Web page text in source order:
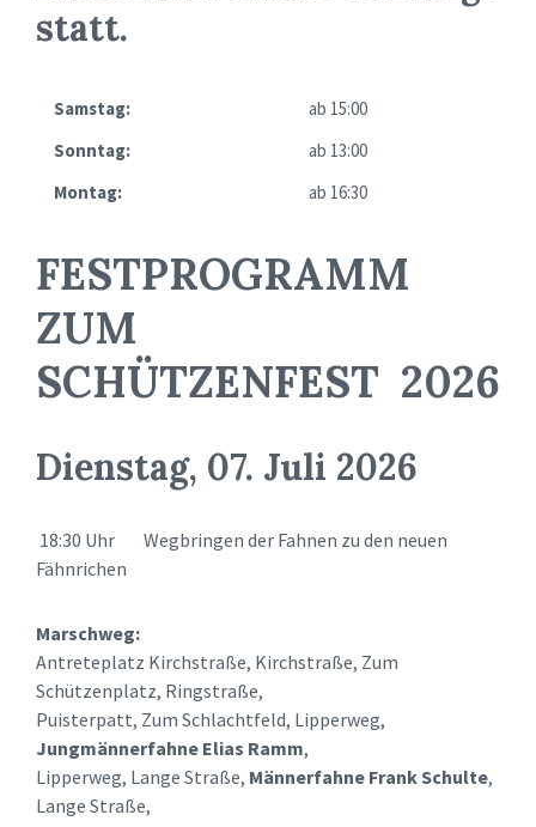
statt.
Samstag:
ab 15:00
Sonntag:
ab 13:00
Montag:
ab 16:30
FESTPROGRAMM
ZUM
SCHÜTZENFEST 2026
Dienstag, 07. Juli 2026
18:30 Uhr Wegbringen der Fahnen zu den neuen
Fähnrichen
Marschweg:
Antreteplatz Kirchstraße, Kirchstraße, Zum
Schützenplatz, Ringstraße,
Puisterpatt, Zum Schlachtfeld, Lipperweg,
Jungmännerfahne Elias Ramm,
Lipperweg, Lange Straße, Männerfahne Frank Schulte,
Lange Straße,